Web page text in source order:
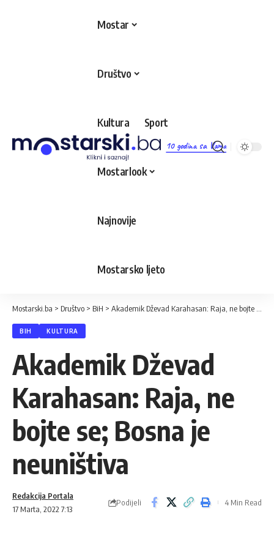
10 godina sa Vama
Mostar
Društvo
Kultura Sport
Mostarlook
Najnovije
Mostarsko ljeto
Mostarski.ba > Društvo > BiH > Akademik Dževad Karahasan: Raja, ne bojte se; Bosna je neuništiva
BIH KULTURA
Akademik Dževad
Karahasan: Raja, ne
bojte se; Bosna je
neuništiva
17 Marta, 2022 7:13
Redakcija Portala
Podijeli 4 Min Read